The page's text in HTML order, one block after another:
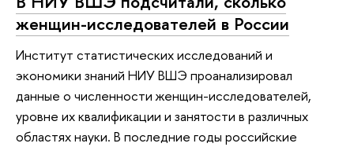
женщин-исследователей в России
Институт статистических исследований и
экономики знаний НИУ ВШЭ проанализировал
данные о численности женщин-исследователей,
уровне их квалификации и занятости в различных
областях науки. В последние годы российские